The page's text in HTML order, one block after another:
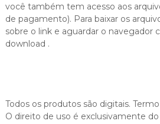
você também tem acesso aos
de pagamento). Para baixar os
sobre o link e aguardar o navegador
download .
Todos os produtos são digitais.
O direito de uso é exclusivamente